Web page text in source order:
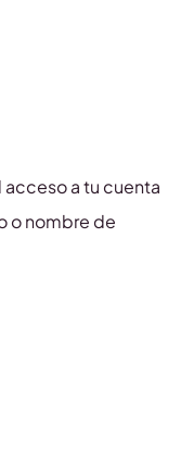
acceso a tu cuenta
o nombre de